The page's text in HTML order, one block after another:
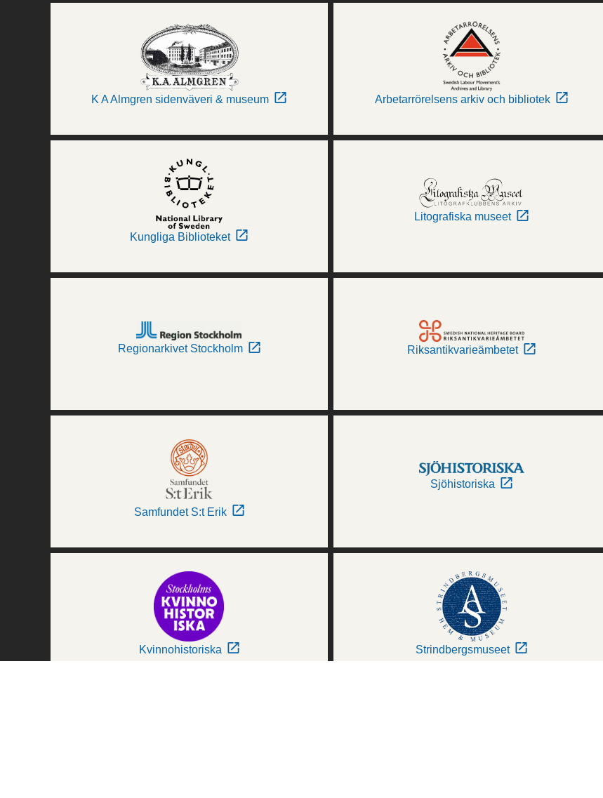
K A Almgren sidenväveri & museum Arbetarrörelsens arkiv och bibliotek
Kungliga Biblioteket
Litografiska museet
Regionarkivet Stockholm Riksantikvarieämbetet
Samfundet S:t Erik
Sjöhistoriska
Kvinnohistoriska Strindbergsmuseet